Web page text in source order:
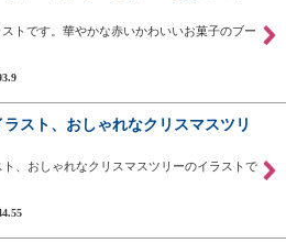
トです。華やかな赤いかわいいお菓子のブー
スト、おしゃれなクリスマスツリ
、おしゃれなクリスマスツリーのイラストで